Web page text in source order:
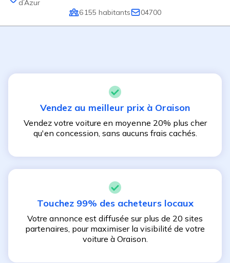
d’Azur
6 155 habitants 04700
Vendez au meilleur prix à Oraison
Vendez votre voiture en moyenne 20% plus cher
qu'en concession, sans aucuns frais cachés.
Touchez 99% des acheteurs locaux
Votre annonce est diffusée sur plus de 20 sites
partenaires, pour maximiser la visibilité de votre
voiture à Oraison.